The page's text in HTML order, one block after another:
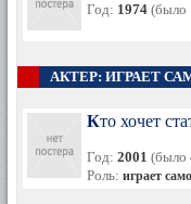
Год: 1974 (было
АКТЕР: ИГРАЕТ
Кто хочет
Год: 2001 (было
Роль: играет